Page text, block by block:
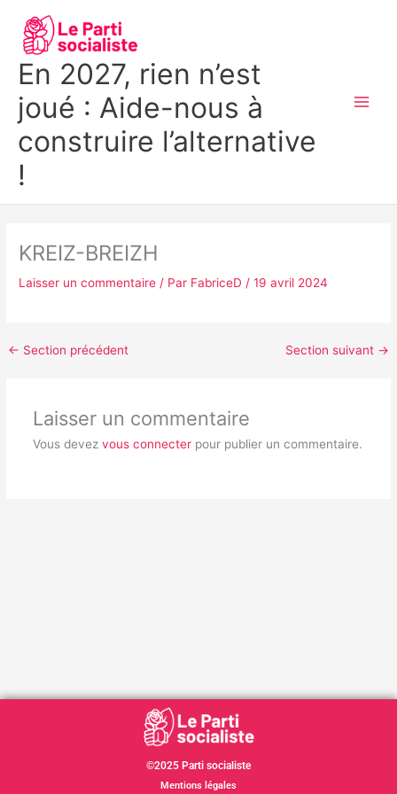
contenu
En 2027, rien n’est
joué : Aide-nous à
construire l’alternative
!
KREIZ-BREIZH
Laisser un commentaire / Par FabriceD/19 avril 2024
← Section précédent Section suivant →
Laisser un commentaire
Vous devez vous connecterpour publier un commentaire.
©2025 Parti socialiste
Mentions légales